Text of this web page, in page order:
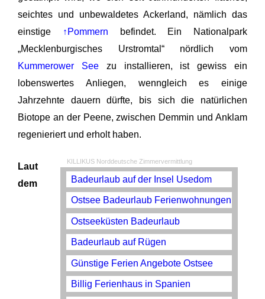
seichtes und unbewaldetes Ackerland, nämlich das
einstige
↑Pommern befindet. Ein Nationalpark
„Mecklenburgisches Urstromtal“ nördlich vom
Kummerower See zu installieren, ist gewiss ein
lobenswertes Anliegen, wenngleich es einige
Jahrzehnte dauern dürfte, bis sich die natürlichen
Biotope an der Peene, zwischen Demmin und Anklam
regenieriert und erholt haben.
KILLIKUS Norddeutsche Zimmervermittlung
Badeurlaub auf der Insel Usedom
Ostsee Badeurlaub Ferienwohnungen
Ostseeküsten Badeurlaub
Badeurlaub auf Rügen
Günstige Ferien Angebote Ostsee
Billig Ferienhaus in Spanien
Laut
dem